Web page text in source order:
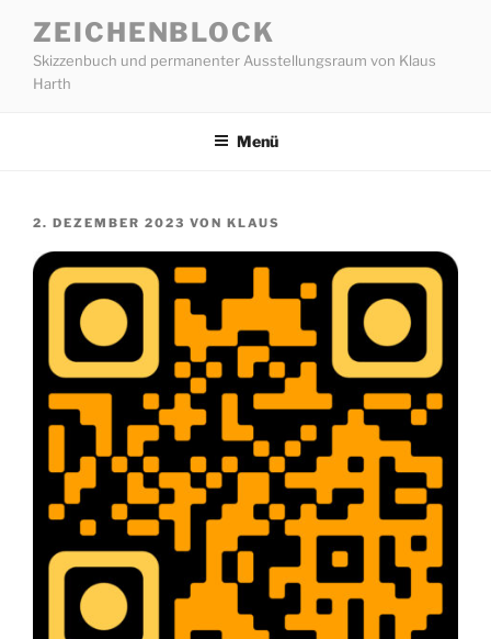
Inhalt
springen
ZEICHENBLOCK
Skizzenbuch und permanenter Ausstellungsraum von Klaus
Harth
Menü
VERÖFFENTLICHT
2. DEZEMBER 2023 VON KLAUS